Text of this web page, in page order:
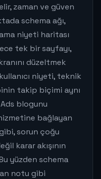
zaman ve güven
schema ağı,
niyeti haritası
tek bir sayfayı,
düzeltmek
niyeti, teknik
takip biçimi aynı
Ads blogunu
bağlayan
sorun çoğu
karar akışının
yüzden schema
notu gibi